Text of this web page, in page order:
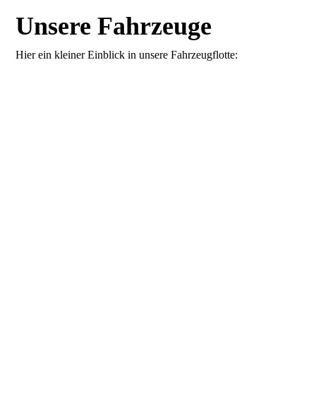
Unsere Fahrzeuge
Hier ein kleiner Einblick in unsere Fahrzeugflotte: